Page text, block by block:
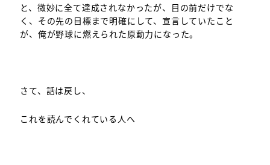
と、微妙に全て達成されなかったが、目の前だけでな
く、その先の目標まで明確にして、宣言していたこと
が、俺が野球に燃えられた原動力になった。
さて、話は戻し、
これを読んでくれている人へ